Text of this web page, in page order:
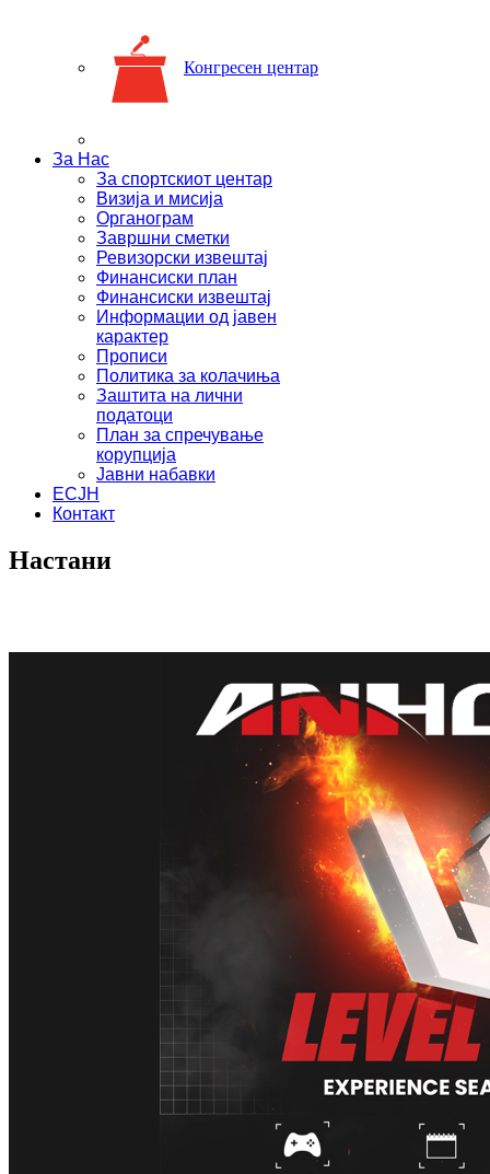
Конгресен центар
За Нас
За спортскиот центар
Визија и мисија
Органограм
Завршни сметки
Ревизорски извештај
Финансиски план
Финансиски извештај
Информации од јавен
карактер
Прописи
Политика за колачиња
Заштита на лични
податоци
План за спречување
корупција
Јавни набавки
ЕСЈН
Контакт
Настани